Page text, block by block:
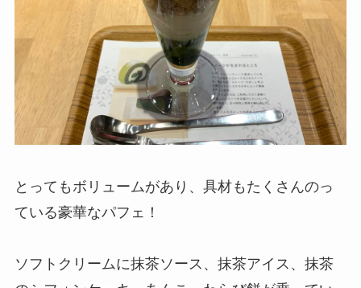
とってもボリュームがあり、具材もたくさんのっ
ている豪華なパフェ！
ソフトクリームに抹茶ソース、抹茶アイス、抹茶